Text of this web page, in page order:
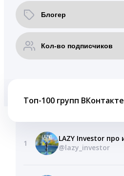
Топ-100 групп ВКонтакте
1
@lazy_investor